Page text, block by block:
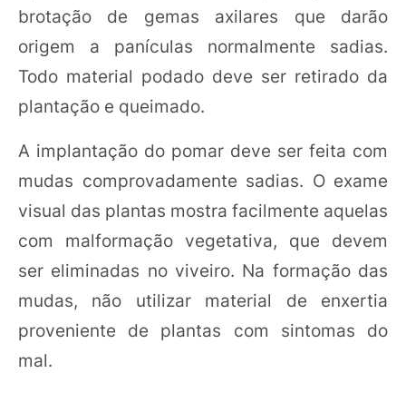
brotação de gemas axilares que darão
origem a panículas normalmente sadias.
Todo material podado deve ser retirado da
plantação e queimado.
A implantação do pomar deve ser feita com
mudas comprovadamente sadias. O exame
visual das plantas mostra facilmente aquelas
com malformação vegetativa, que devem
ser eliminadas no viveiro. Na formação das
mudas, não utilizar material de enxertia
proveniente de plantas com sintomas do
mal.